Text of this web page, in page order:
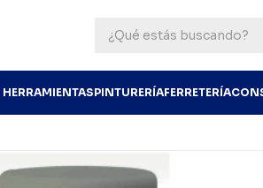
HERRAMIENTASPINTURERÍAFERRETERÍA